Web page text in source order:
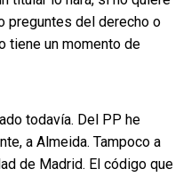
preguntes del derecho o
tiene un momento de
todavía. Del PP he
a Almeida. Tampoco a
de Madrid. El código que